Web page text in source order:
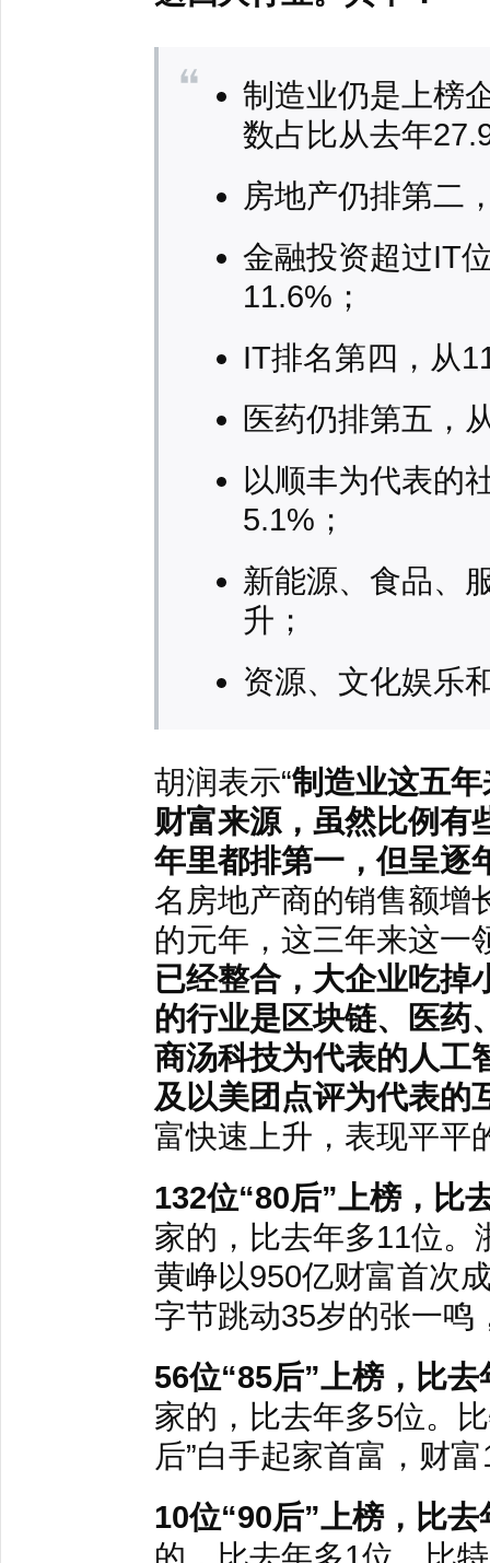
制造业仍是上榜
数占比从去年
房地产仍排第二
金融投资超过IT
11.6%；
IT排名第四，从
医药仍排第五，
以顺丰为代表的
5.1%；
新能源、食品、
升；
资源、文化娱乐
胡润表示“制造业这五
财富来源，虽然比例有
年里都排第一，但呈逐
名房地产商的销售额增
的元年，这三年来这一
已经整合，大企业吃掉
的行业是区块链、医药
商汤科技为代表的人工
及以美团点评为代表的
富快速上升，表现平平
132位“80后”上榜，比
家的，比去年多11位。
黄峥以950亿财富首次
字节跳动35岁的张一鸣
56位“85后”上榜，比
家的，比去年多5位。
后”白手起家首富，财
10位“90后”上榜，比去